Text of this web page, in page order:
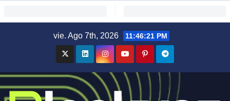
vie. Ago 7th, 2026 11:46:22 PM